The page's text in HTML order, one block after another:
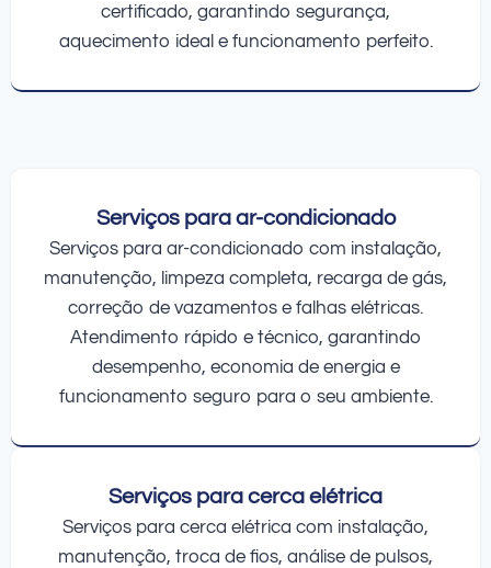
certificado, garantindo segurança,
aquecimento ideal e funcionamento perfeito.
Serviços para ar-condicionado
Serviços para ar-condicionado com instalação,
manutenção, limpeza completa, recarga de gás,
correção de vazamentos e falhas elétricas.
Atendimento rápido e técnico, garantindo
desempenho, economia de energia e
funcionamento seguro para o seu ambiente.
Serviços para cerca elétrica
Serviços para cerca elétrica com instalação,
manutenção, troca de fios, análise de pulsos,